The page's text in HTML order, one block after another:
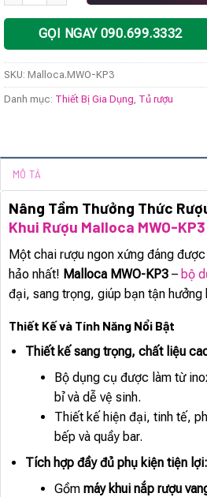
GỌI NGAY 090.699.3332
SKU: Malloca.MWO-KP3
Danh mục: Thiết Bị Gia Dụng Tủ rượu
MÔ TẢ
Nâng Tầm Thưởng Thức
Khui Rượu Malloca MWO-KP3
Một chai rượu ngon xứng đáng
hảo nhất! Malloca MWO-KP3 – bộ
đại, sang trọng, giúp bạn tận hưởng
Thiết Kế và Tính Năng Nổi Bật
Thiết kế sang trọng, chất liệu
Bộ dụng cụ được làm từ
bỉ và dễ vệ sinh.
Thiết kế hiện đại, tinh tế,
bếp và quầy bar.
Tích hợp đầy đủ phụ kiện tiện lợi:
Gồm máy khui nắp rượu